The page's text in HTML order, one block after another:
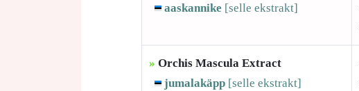
aaskannike [selle ekstrakt]
» Orchis Mascula Extract
jumalakäpp [selle ekstrakt]